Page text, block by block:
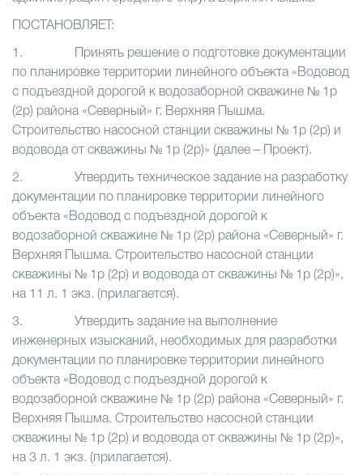
ПОСТАНОВЛЯЕТ:
1.
Принять решение о подготовке документации
по планировке территории линейного объекта «Водовод
с подъездной дорогой к водозаборной скважине № 1р
(2р) района «Северный» г. Верхняя Пышма.
Строительство насосной станции скважины № 1р (2р) и
водовода от скважины № 1р (2р)» (далее – Проект).
2.
Утвердить техническое задание на разработку
документации по планировке территории линейного
объекта «Водовод с подъездной дорогой к
водозаборной скважине № 1р (2р) района «Северный» г.
Верхняя Пышма. Строительство насосной станции
скважины № 1р (2р) и водовода от скважины № 1р (2р)»,
на 11 л. 1 экз. (прилагается).
3.
Утвердить задание на выполнение
инженерных изысканий, необходимых для разработки
документации по планировке территории линейного
объекта «Водовод с подъездной дорогой к
водозаборной скважине № 1р (2р) района «Северный» г.
Верхняя Пышма. Строительство насосной станции
скважины № 1р (2р) и водовода от скважины № 1р (2р)»,
на 3 л. 1 экз. (прилагается).